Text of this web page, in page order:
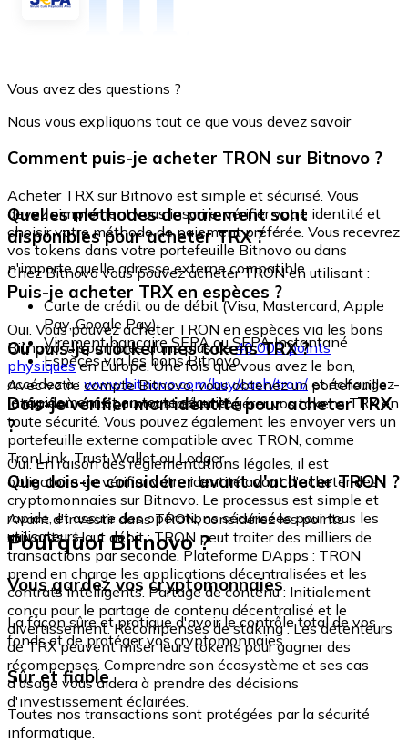
Vous avez des questions ?
Nous vous expliquons tout ce que vous devez savoir
Comment puis-je acheter TRON sur Bitnovo ?
Acheter TRX sur Bitnovo est simple et sécurisé. Vous
devez simplement vous inscrire, vérifier votre identité et
choisir votre méthode de paiement préférée. Vous recevrez
vos tokens dans votre portefeuille Bitnovo ou dans
n'importe quelle adresse externe compatible.
Quelles méthodes de paiement sont
disponibles pour acheter TRX ?
Chez Bitnovo vous pouvez acheter TRON en utilisant :
Carte de crédit ou de débit (Visa, Mastercard, Apple
Pay, Google Pay)
Virement bancaire SEPA ou SEPA Instantané
Espèces via les bons Bitnovo
Puis-je acheter TRX en espèces ?
Oui. Vous pouvez acheter TRON en espèces via les bons
Bitnovo, disponibles dans plus de40 000 points
physiquesen Europe. Une fois que vous avez le bon,
accédez à : www.bitnovo.com/buy/cash/tron/ et échangez-
le rapidement et en toute sécurité.
Où puis-je stocker mes tokens TRX ?
Avec votre compte Bitnovo, vous obtenez un portefeuille
intégré où vous pouvez stocker et gérer vos tokens TRX en
toute sécurité. Vous pouvez également les envoyer vers un
portefeuille externe compatible avec TRON, comme
TronLink, Trust Wallet ou Ledger.
Dois-je vérifier mon identité pour acheter TRX
?
Oui. En raison des réglementations légales, il est
obligatoire de vérifier votre identité avant d'acheter des
cryptomonnaies sur Bitnovo. Le processus est simple et
rapide, et assure des opérations sécurisées pour tous les
utilisateurs.
Que dois-je considérer avant d'acheter TRON ?
Avant d'investir dans TRON, considérez les points
suivants : Haut débit : TRON peut traiter des milliers de
transactions par seconde. Plateforme DApps : TRON
prend en charge les applications décentralisées et les
contrats intelligents. Partage de contenu : Initialement
conçu pour le partage de contenu décentralisé et le
divertissement. Récompenses de staking : Les détenteurs
de TRX peuvent miser leurs tokens pour gagner des
récompenses. Comprendre son écosystème et ses cas
d'usage vous aidera à prendre des décisions
d'investissement éclairées.
Pourquoi Bitnovo ?
Vous gardez vos cryptomonnaies
La façon sûre et pratique d'avoir le contrôle total de vos
fonds et de protéger vos cryptomonnaies.
Sûr et fiable
Toutes nos transactions sont protégées par la sécurité
informatique.